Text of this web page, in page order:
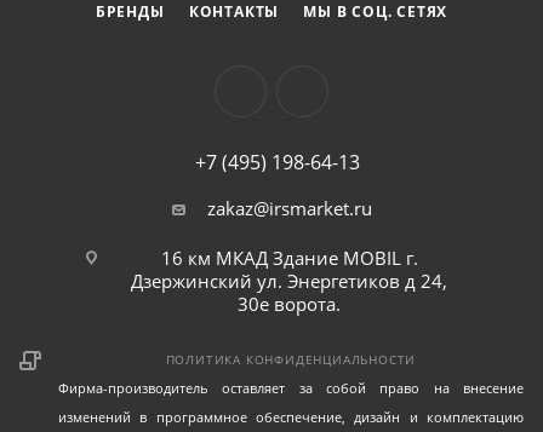
БРЕНДЫ
КОНТАКТЫ МЫ В СОЦ. СЕТЯХ
+7 (495) 198-64-13
zakaz@irsmarket.ru
16 км МКАД Здание MOBIL г.
Дзержинский ул. Энергетиков д 24,
30е ворота.
ПОЛИТИКА КОНФИДЕНЦИАЛЬНОСТИ
Фирма-производитель оставляет за собой право на внесение
изменений в программное обеспечение, дизайн и комплектацию